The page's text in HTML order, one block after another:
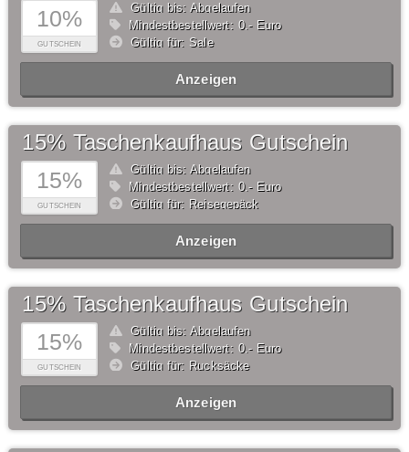
10%
GUTSCHEIN
Gültig bis: Abgelaufen
Mindestbestellwert: 0,- Euro
Gültig für: Sale
Anzeigen
15%
GUTSCHEIN
15% Taschenkaufhaus Gutschein
Gültig bis: Abgelaufen
Mindestbestellwert: 0,- Euro
Gültig für: Reisegepäck
Anzeigen
15%
GUTSCHEIN
15% Taschenkaufhaus Gutschein
Gültig bis: Abgelaufen
Mindestbestellwert: 0,- Euro
Gültig für: Rucksäcke
Anzeigen